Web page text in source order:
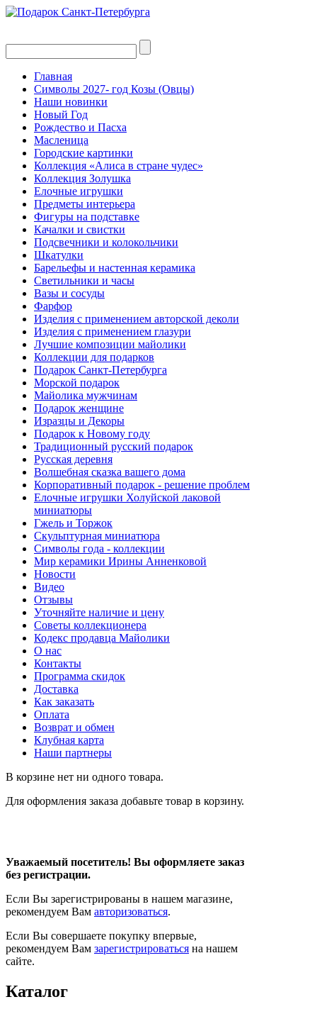
Главная
Символы 2027- год Козы (Овцы)
Наши новинки
Новый Год
Рождество и Пасха
Масленица
Городские картинки
Коллекция «Алиса в стране чудес»
Коллекция Золушка
Елочные игрушки
Предметы интерьера
Фигуры на подставке
Качалки и свистки
Подсвечники и колокольчики
Шкатулки
Барельефы и настенная керамика
Светильники и часы
Вазы и сосуды
Фарфор
Изделия с применением авторской деколи
Изделия с применением глазури
Лучшие композиции майолики
Коллекции для подарков
Подарок Санкт-Петербурга
Морской подарок
Майолика мужчинам
Подарок женщине
Изразцы и Декоры
Подарок к Новому году
Традиционный русский подарок
Русская деревня
Волшебная сказка вашего дома
Корпоративный подарок - решение проблем
Елочные игрушки Холуйской лаковой
миниатюры
Гжель и Торжок
Скульптурная миниатюра
Символы года - коллекции
Мир керамики Ирины Анненковой
Новости
Видео
Отзывы
Уточняйте наличие и цену
Советы коллекционера
Кодекс продавца Майолики
О нас
Контакты
Программа скидок
Доставка
Как заказать
Оплата
Возврат и обмен
Клубная карта
Наши партнеры
В корзине нет ни одного товара.
Для оформления заказа добавьте товар в корзину.
Уважаемый посетитель! Вы оформляете заказ
без регистрации.
Если Вы зарегистрированы в нашем магазине,
рекомендуем Вам авторизоваться.
Если Вы совершаете покупку впервые,
рекомендуем Вам зарегистрироваться на нашем
сайте.
Каталог